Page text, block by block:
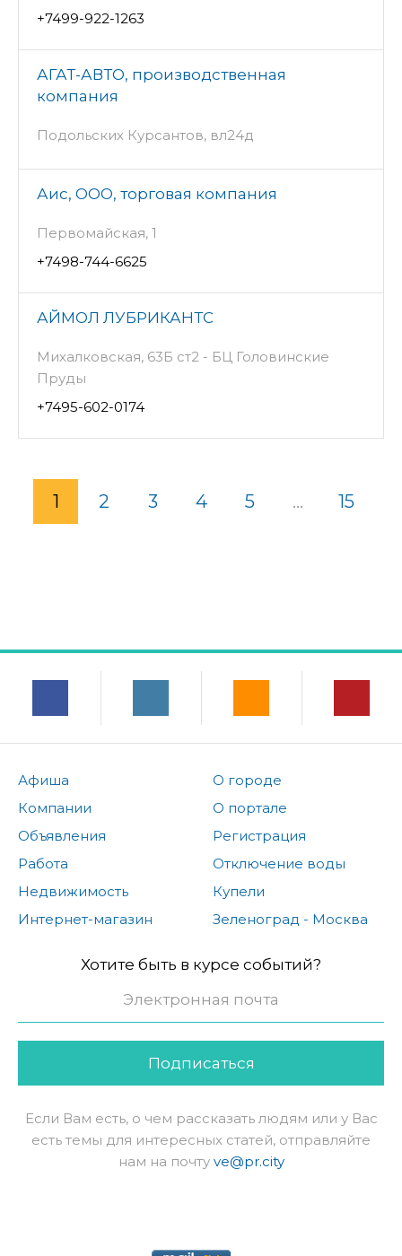
+7499-922-1263
АГАТ-АВТО, производственная
компания
Подольских Курсантов, вл24д
Аис, ООО, торговая компания
Первомайская, 1
+7498-744-6625
АЙМОЛ ЛУБРИКАНТС
Михалковская, 63Б ст2 - БЦ Головинские
Пруды
+7495-602-0174
1 2 3 4 5 ... 15
Афиша
Компании
Объявления
Работа
Недвижимость
Интернет-магазин
О городе
О портале
Регистрация
Отключение воды
Купели
Зеленоград - Москва
Хотите быть в курсе событий?
Подписаться
Если Вам есть, о чем рассказать людям или у Вас
есть темы для интересных статей, отправляйте
нам на почту ve@pr.city